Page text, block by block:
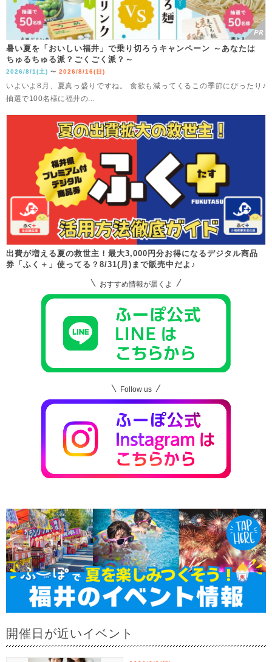
暑い夏を「おいしい福井」で乗り切ろうキャンペーン ～あなたは
ちゅるちゅる派？ごくごく派？～
2026/8/1(土) 〜 2026/8/16(日)
いよいよ8月、夏真っ盛りですね。 食欲も減ってくるこの季節にぴったり♪
抽選で100名様に福井の...
出費が増える夏の救世主！最大3,000円分お得になるデジタル商品
券「ふく＋」使ってる？8/31(月)まで販売中だよ♪
おすすめ情報が届くよ
Follow us
開催日が近いイベント